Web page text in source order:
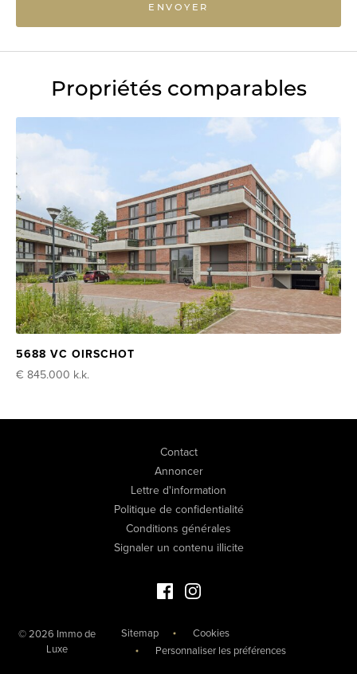
ENVOYER
Propriétés comparables
5688 VC OIRSCHOT
€ 845.000 k.k.
Contact
Annoncer
Lettre d'information
Politique de confidentialité
Conditions générales
Signaler un contenu illicite
Facebook Immo de Luxe
Instagram Immo de Luxe
© 2026 Immo de
Luxe
Sitemap
Cookies
Personnaliser les préférences